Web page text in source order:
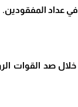
.
خلال صد القوات